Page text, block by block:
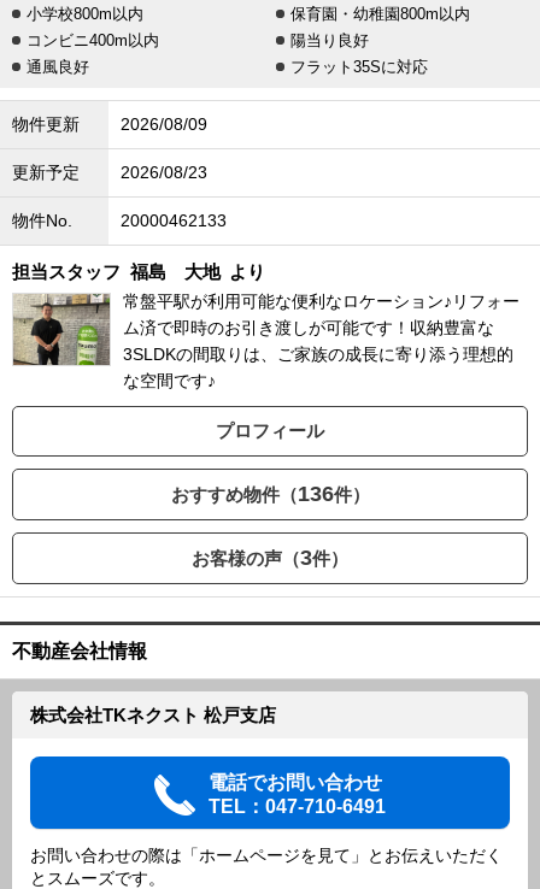
小学校800m以内
保育園・幼稚園800m以内
コンビニ400m以内
陽当り良好
通風良好
フラット35Sに対応
物件更新 2026/08/09
更新予定 2026/08/23
物件No. 20000462133
担当スタッフ 福島 大地 より
常盤平駅が利用可能な便利なロケーション♪リフォー
ム済で即時のお引き渡しが可能です！収納豊富な
3SLDKの間取りは、ご家族の成長に寄り添う理想的
な空間です♪
プロフィール
おすすめ物件（136件）
お客様の声（3件）
不動産会社情報
株式会社TKネクスト 松戸支店
電話でお問い合わせ
TEL：047-710-6491
お問い合わせの際は「ホームページを見て」とお伝えいただく
とスムーズです。